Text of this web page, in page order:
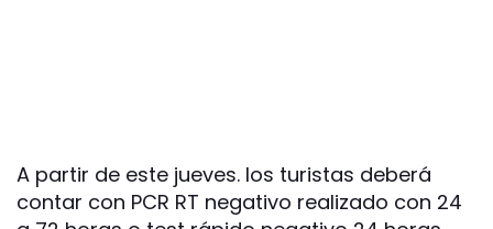
A partir de este jueves. los turistas deberá
contar con PCR RT negativo realizado con 24